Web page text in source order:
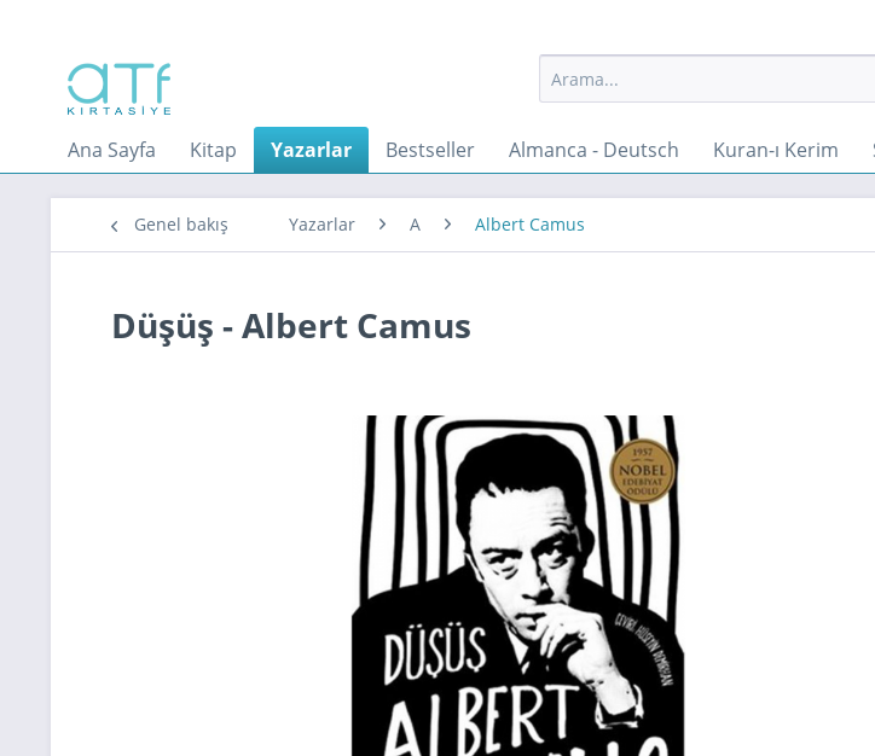
Ana Sayfa Kitap Yazarlar Bestseller Almanca - Deutsch Kuran-ı Kerim
Genel bakış Yazarlar A Albert Camus
Düşüş - Albert Camus